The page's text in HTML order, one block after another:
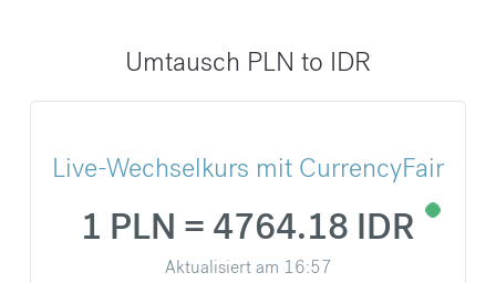
Umtausch PLN to IDR
Live-Wechselkurs mit CurrencyFair
1 PLN = 4764.18 IDR
Aktualisiert am 16:57